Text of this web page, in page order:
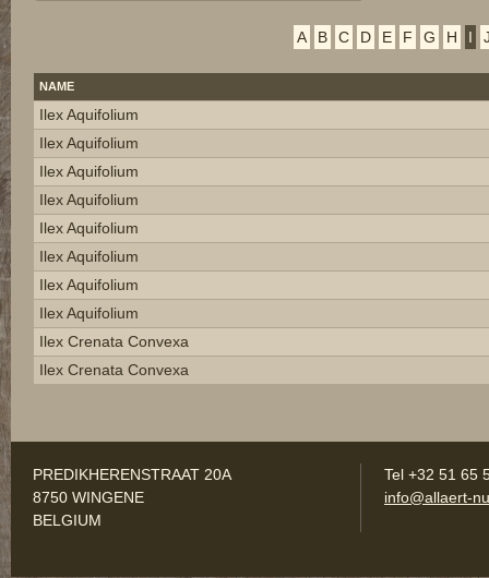
A B C D E F G H I
NAME
Ilex Aquifolium
Ilex Aquifolium
Ilex Aquifolium
Ilex Aquifolium
Ilex Aquifolium
Ilex Aquifolium
Ilex Aquifolium
Ilex Aquifolium
Ilex Crenata Convexa
Ilex Crenata Convexa
PREDIKHERENSTRAAT 20A
8750 WINGENE
BELGIUM
Tel +32 51 65
info@allaert-